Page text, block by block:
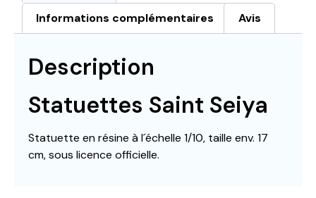
Informations complémentaires Avis
Description
Statuettes Saint Seiya
Statuette en résine à l´échelle 1/10, taille env. 17
cm, sous licence officielle.